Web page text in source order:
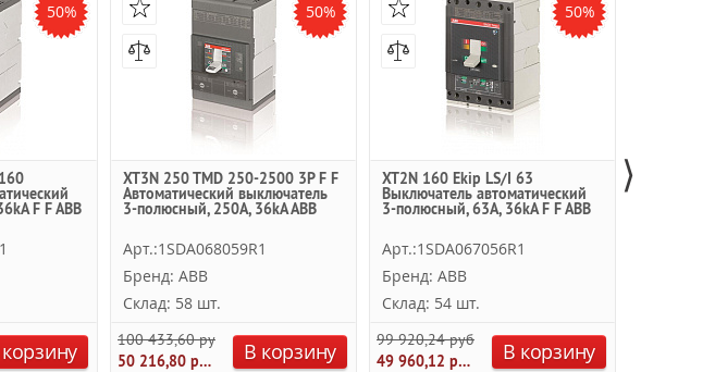
50%
F F ABB
50%
XT3N 250 TMD 250-2500 3P F F
Автоматический выключатель
3-полюсный, 250А, 36kA ABB
Арт.:1SDA068059R1
Бренд: ABB
Склад: 58 шт.
100 433,60 руб.
50 216,80 руб.
В корзину
50%
XT2N 160 Ekip LS/I 63
Выключатель автоматический
3-полюсный, 63А, 36kA F F ABB
Арт.:1SDA067056R1
Бренд: ABB
Склад: 54 шт.
99 920,24 руб.
49 960,12 руб.
В корзину
⟩